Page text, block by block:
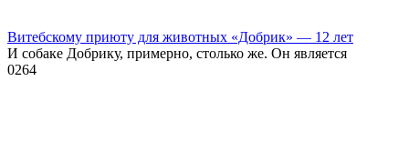
Витебскому приюту для животных «Добрик» — 12 лет
И собаке Добрику, примерно, столько же. Он является
0264